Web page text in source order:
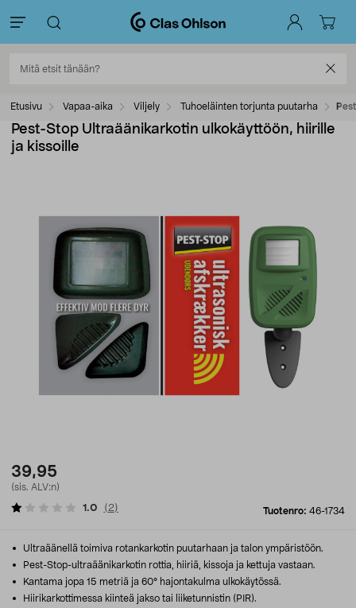
Etusivu Vapaa-aika Viljely Tuhoeläinten torjunta puutarha
Pest-Stop Ultraäänikarkotin ulkokäyttöön, hiirille
ja kissoille
39,95
(sis. ALV:n)
Tuotenro: 46-1734
1.0 ( 2)
Ultraäänellä toimiva rotankarkotin puutarhaan ja talon ympäristöön.
Pest-Stop-ultraäänikarkotin rottia, hiiriä, kissoja ja kettuja vastaan.
Kantama jopa 15 metriä ja 60° hajontakulma ulkokäytössä.
Hiirikarkottimessa kiinteä jakso tai liiketunnistin (PIR).